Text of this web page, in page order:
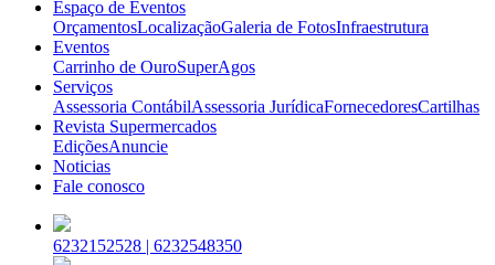
Espaço de Eventos
OrçamentosLocalizaçãoGaleria de FotosInfraestrutura
Eventos
Carrinho de OuroSuperAgos
Serviços
Assessoria ContábilAssessoria JurídicaFornecedoresCartilhas
Revista Supermercados
EdiçõesAnuncie
Noticias
Fale conosco
6232152528 | 6232548350